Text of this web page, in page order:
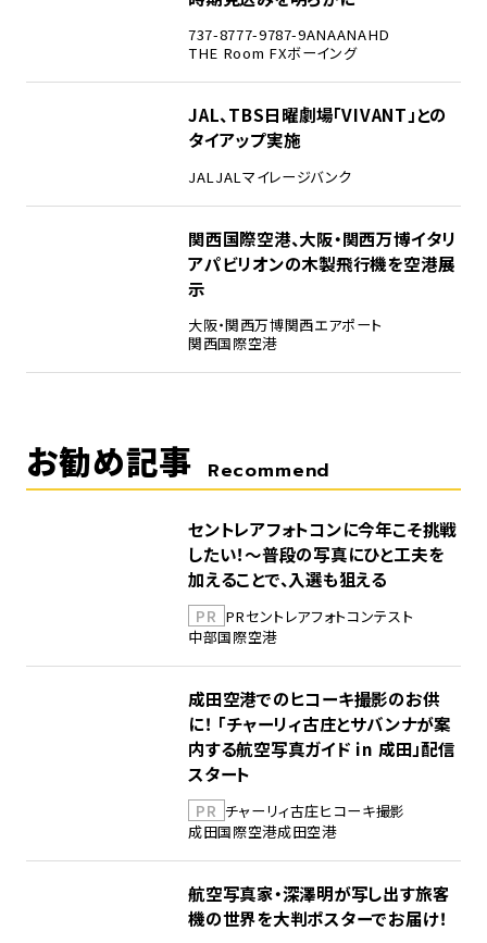
737-8777-9787-9ANAANAHD
THE Room FXボーイング
JAL、TBS日曜劇場「VIVANT」との
タイアップ実施
JAL JALマイレージバンク
関西国際空港、大阪・関西万博イタリ
アパビリオンの木製飛行機を空港展
示
大阪・関西万博関西エアポート
関西国際空港
お勧め記事 Recommend
セントレアフォトコンに今年こそ挑戦
したい！～普段の写真にひと工夫を
加えることで、入選も狙える
PR PRセントレアフォトコンテスト
中部国際空港
成田空港でのヒコーキ撮影のお供
に！ 「チャーリィ古庄とサバンナが案
内する航空写真ガイド in 成田」配信
スタート
PR チャーリィ古庄ヒコーキ撮影
成田国際空港成田空港
航空写真家・深澤明が写し出す旅客
機の世界を大判ポスターでお届け！